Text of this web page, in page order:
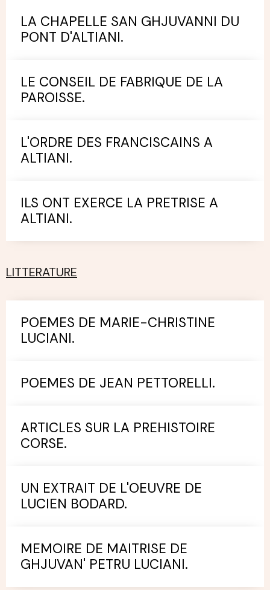
LA CHAPELLE SAN GHJUVANNI DU
PONT D'ALTIANI.
LE CONSEIL DE FABRIQUE DE LA
PAROISSE.
L'ORDRE DES FRANCISCAINS A
ALTIANI.
ILS ONT EXERCE LA PRETRISE A
ALTIANI.
LITTERATURE
POEMES DE MARIE-CHRISTINE
LUCIANI.
POEMES DE JEAN PETTORELLI.
ARTICLES SUR LA PREHISTOIRE
CORSE.
UN EXTRAIT DE L'OEUVRE DE
LUCIEN BODARD.
MEMOIRE DE MAITRISE DE
GHJUVAN' PETRU LUCIANI.